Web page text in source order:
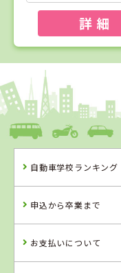
詳 細
1
島根県
浜乃木ドライ
詳 細
ングスクール
詳 細
自動車学校ランキング
申込から卒業まで
お支払いについて